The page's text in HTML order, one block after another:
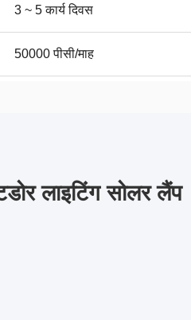
3 ~ 5 कार्य दिवस
50000 पीसी/माह
लाइटिंग सोलर लैंप